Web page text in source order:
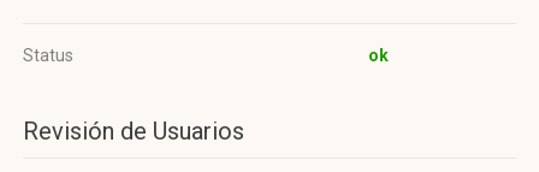
Status ok
Revisión de Usuarios